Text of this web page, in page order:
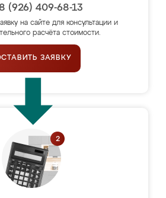
(926) 409-68-13
на сайте для консультации и
расчёта стоимости.
ЗАЯВКУ